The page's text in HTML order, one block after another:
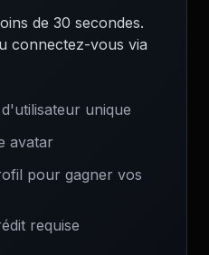
de 30 secondes.
connectez-vous via
unique
avatar
pour gagner vos
requise